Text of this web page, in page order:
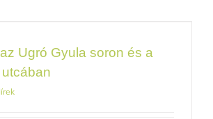
Ugró Gyula soron és a